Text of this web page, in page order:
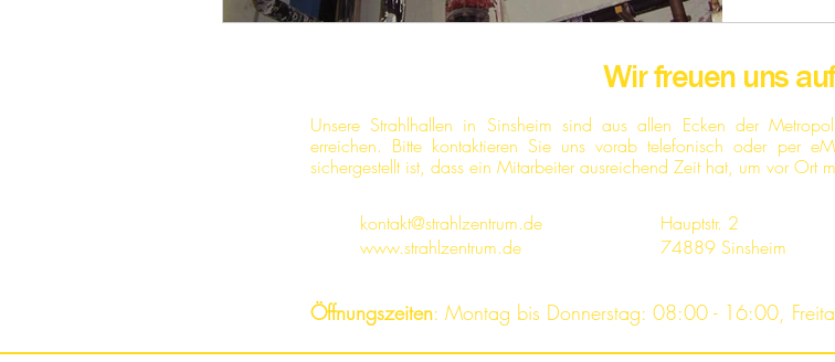
Wir freuen uns
Unsere Strahlhallen in Sinsheim sind aus allen Ecken der
erreichen. Bitte kontaktieren Sie uns vorab telefonisch oder per
sichergestellt ist, dass ein Mitarbeiter ausreichend Zeit hat, um vor Ort
kontakt@strahlzentrum.de
www.strahlzentrum.de
Hauptstr. 2
74889 Sinsheim
Öffnungszeiten: Montag bis Donnerstag: 08:00 - 16:00,